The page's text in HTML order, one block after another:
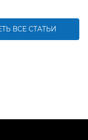
ВСЕ СТАТЬИ